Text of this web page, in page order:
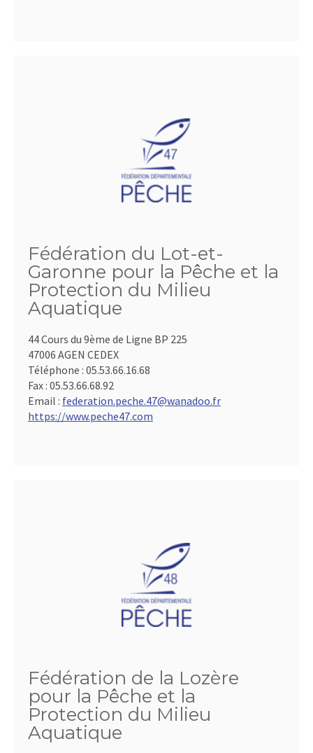
Fédération du Lot-et-
Garonne pour la Pêche et la
Protection du Milieu
Aquatique
44 Cours du 9ème de Ligne BP 225
47006 AGEN CEDEX
Téléphone : 05.53.66.16.68
Fax : 05.53.66.68.92
Email : federation.peche.47@wanadoo.fr
https://www.peche47.com
Fédération de la Lozère
pour la Pêche et la
Protection du Milieu
Aquatique